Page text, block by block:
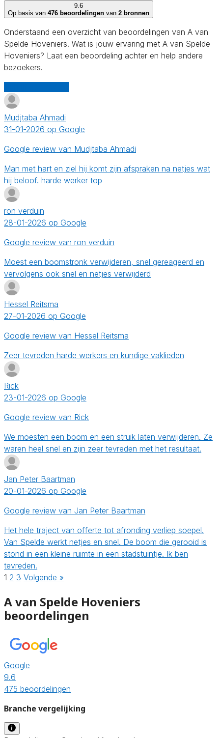
9.6
Op basis van 476 beoordelingen van 2 bronnen
Onderstaand een overzicht van beoordelingen van A van
Spelde Hoveniers. Wat is jouw ervaring met A van Spelde
Hoveniers? Laat een beoordeling achter en help andere
bezoekers.
Mudjtaba Ahmadi
31-01-2026 op Google
Google review van Mudjtaba Ahmadi
Man met hart en ziel hij komt zijn afspraken na netjes wat
hij beloof. harde werker top
ron verduin
28-01-2026 op Google
Google review van ron verduin
Moest een boomstronk verwijderen, snel gereageerd en
vervolgens ook snel en netjes verwijderd
Hessel Reitsma
27-01-2026 op Google
Google review van Hessel Reitsma
Zeer tevreden harde werkers en kundige vaklieden
Rick
23-01-2026 op Google
Google review van Rick
We moesten een boom en een struik laten verwijderen. Ze
waren heel snel en zijn zeer tevreden met het resultaat.
Jan Peter Baartman
20-01-2026 op Google
Google review van Jan Peter Baartman
Het hele traject van offerte tot afronding verliep soepel.
Van Spelde werkt netjes en snel. De boom die gerooid is
stond in een kleine ruimte in een stadstuintje. Ik ben
tevreden.
1 2 3 Volgende »
A van Spelde Hoveniers
beoordelingen
Google
9.6
475 beoordelingen
Branche vergelijking